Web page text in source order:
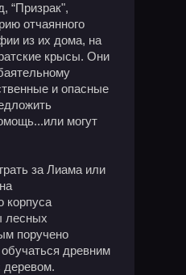
“Призрак",
отчаянного
из их дома, на
крысы. Они
и опасные
могут
за Лиама или
корпуса
лесных
поручено
древним
деревом.